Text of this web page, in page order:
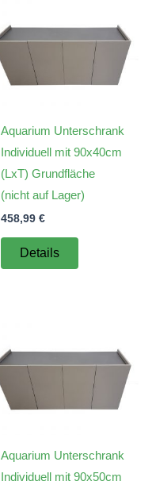
Aquarium Unterschrank
Individuell mit 90x40cm
(LxT) Grundfläche
(nicht auf Lager)
458,99 €
Details
Aquarium Unterschrank
Individuell mit 90x50cm